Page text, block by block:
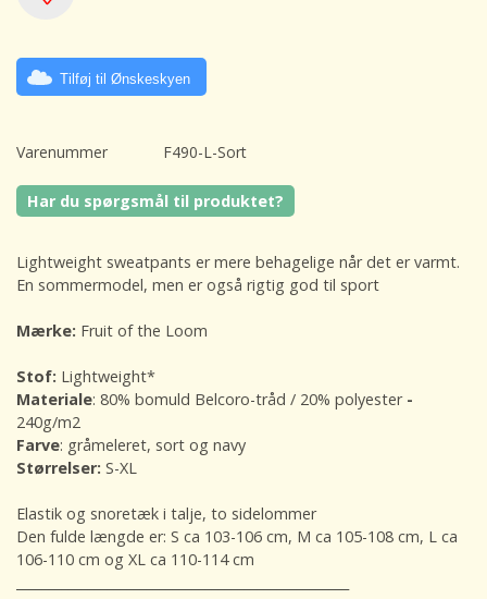
Tilføj til Ønskeskyen
Varenummer F490-L-Sort
Har du spørgsmål til produktet?
Lightweight sweatpants er mere behagelige når det er varmt.
En sommermodel, men er også rigtig god til sport
Mærke: Fruit of the Loom
Stof: Lightweight*
Materiale: 80% bomuld Belcoro-tråd / 20% polyester-
240g/m2
Farve: gråmeleret, sort og navy
Størrelser: S-XL
Elastik og snoretæk i talje, to sidelommer
Den fulde længde er: S ca 103-106 cm, M ca 105-108 cm, L ca
106-110 cm og XL ca 110-114 cm